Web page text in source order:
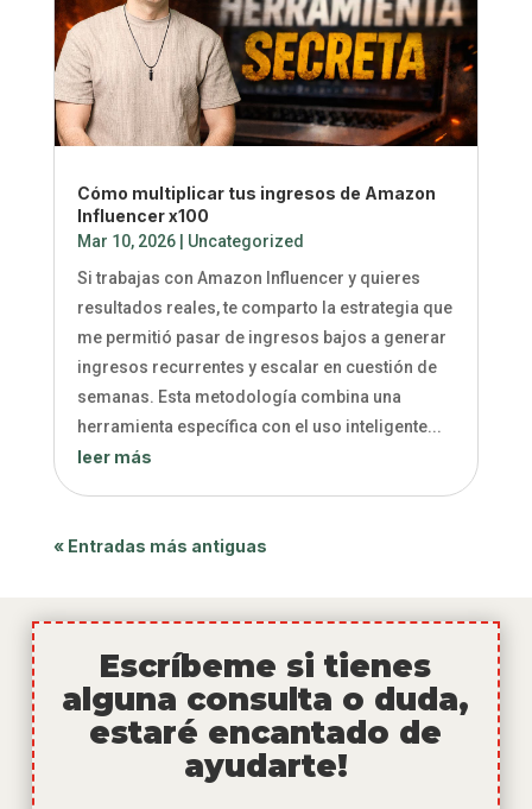
Cómo multiplicar tus ingresos de Amazon
Influencer x100
Mar 10, 2026| Uncategorized
Si trabajas con Amazon Influencer y quieres
resultados reales, te comparto la estrategia que
me permitió pasar de ingresos bajos a generar
ingresos recurrentes y escalar en cuestión de
semanas. Esta metodología combina una
herramienta específica con el uso inteligente...
leer más
« Entradas más antiguas
Escríbeme si tienes
alguna consulta o duda,
estaré encantado de
ayudarte!